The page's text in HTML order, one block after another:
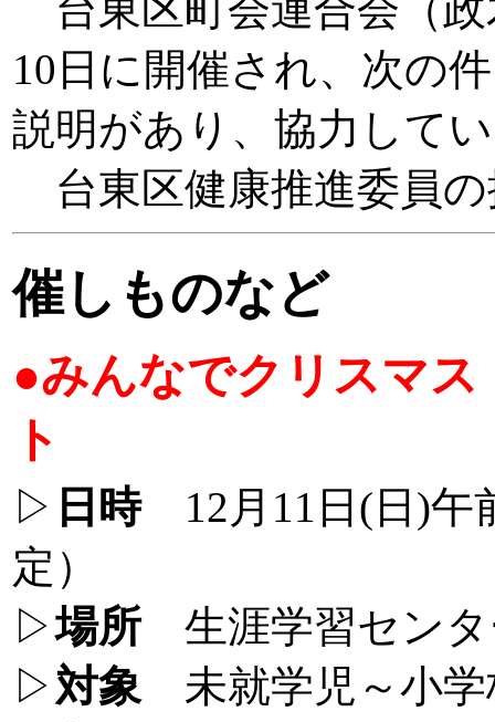
10日に開催され、次の
説明があり、協力して
台東区健康推進委員
催しものなど
●みんなでクリスマ
ト
▷ 日時12月11日(日)午
定）
▷場所 生涯学習セン
▷対象未就学児～小学